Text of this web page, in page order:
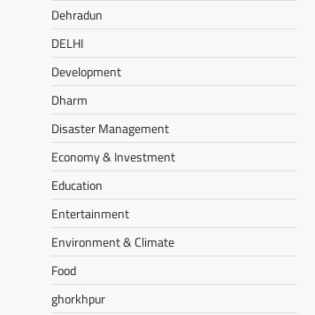
Dehradun
DELHI
Development
Dharm
Disaster Management
Economy & Investment
Education
Entertainment
Environment & Climate
Food
ghorkhpur